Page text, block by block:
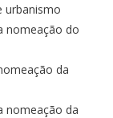
urbanismo
nomeação do
da
nomeação da